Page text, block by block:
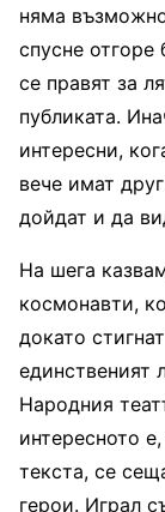
няма
спусне отгоре
се правят за
публиката.
интересни,
вече имат
дойдат и да
На шега
космонавти,
докато
единственият
Народния
интересното
текста, се
герои. Играл